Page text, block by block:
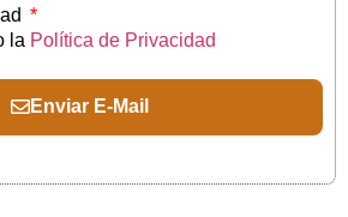
la Política de Privacidad
Enviar E-Mail